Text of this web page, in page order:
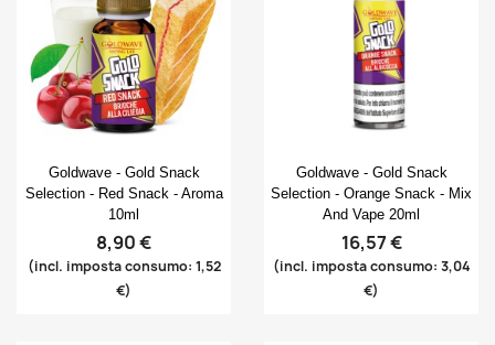
Anteprima
Goldwave - Gold Snack
Selection - Red Snack - Aroma
10ml
8,90 €
(incl. imposta consumo: 1,52
€)
Anteprima
Goldwave - Gold Snack
Selection - Orange Snack - Mix
And Vape 20ml
16,57 €
(incl. imposta consumo: 3,04
€)